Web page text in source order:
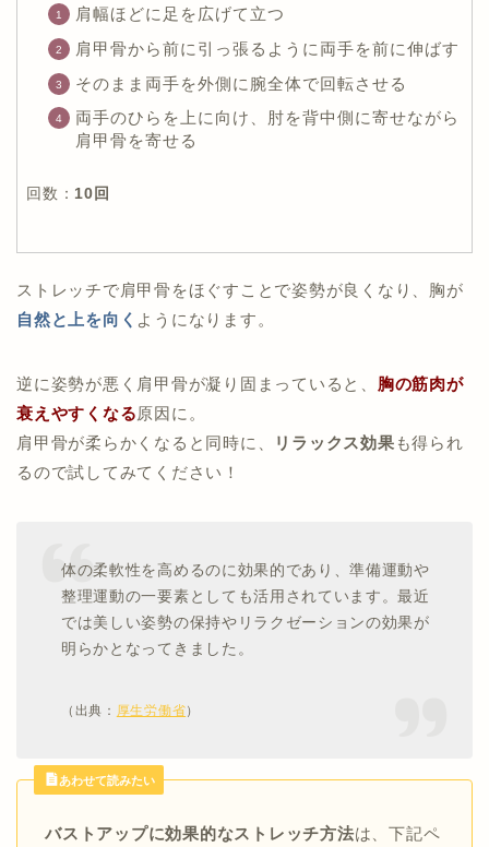
肩幅ほどに足を広げて立つ
肩甲骨から前に引っ張るように両手を前に伸ばす
そのまま両手を外側に腕全体で回転させる
両手のひらを上に向け、肘を背中側に寄せながら
肩甲骨を寄せる
回数： 10回
ストレッチで肩甲骨をほぐすことで姿勢が良くなり、胸が
自然と上を向く ようになります。
逆に姿勢が悪く肩甲骨が凝り固まっていると、 胸の筋肉が
衰えやすくなる原因に。
肩甲骨が柔らかくなると同時に、
リラックス効果 も得られ
るので試してみてください！
体の柔軟性を高めるのに効果的であり、準備運動や
整理運動の一要素としても活用されています。最近
では美しい姿勢の保持やリラクゼーションの効果が
明らかとなってきました。
（出典： 厚生労働省）
あわせて読みたい
バストアップに効果的なストレッチ方法は、下記ペ